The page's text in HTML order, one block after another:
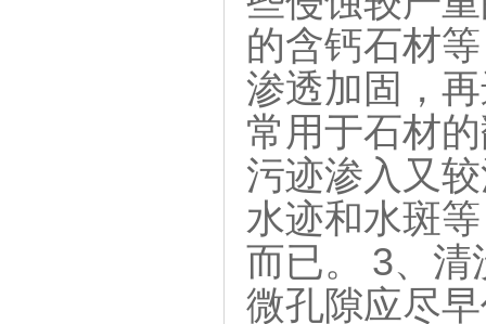
的含钙石材
渗透加固，
常用于石材
污迹渗入又
水迹和水斑
而已。 3、
微孔隙应尽